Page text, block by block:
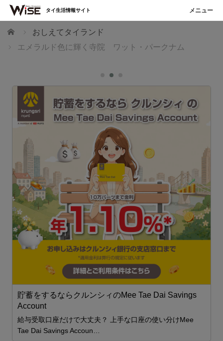
ホーム
おしえてタイランド
エメラルド色に輝く寺院 ワット・パークナム
貯蓄をするならクルンシィのMee Tae Dai Savings
Account
給与受取口座だけで大丈夫？ 上手な口座の使い分けMee
Tae Dai Savings Accoun…
タイ生活情報サイト